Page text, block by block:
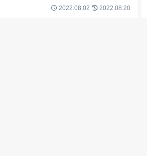
2022.08.02 2022.08.20